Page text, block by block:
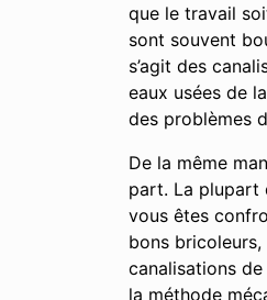
que le travail
sont souvent
s’agit des
eaux usées de
des problèmes
De la même
part. La plupart
vous êtes
bons bricoleurs,
canalisations
la méthode